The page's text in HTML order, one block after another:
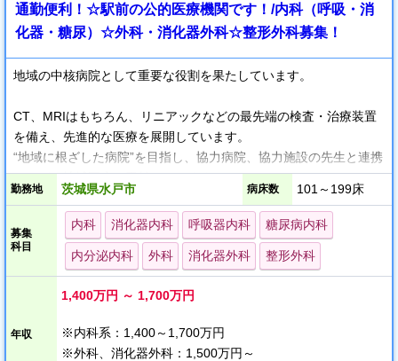
通勤便利！☆駅前の公的医療機関です！/内科（呼吸・消
化器・糖尿）☆外科・消化器外科☆整形外科募集！
地域の中核病院として重要な役割を果たしています。
CT、MRIはもちろん、リニアックなどの最先端の検査・治療装置
を備え、先進的な医療を展開しています。
“地域に根ざした病院”を目指し、協力病院、協力施設の先生と連携
しながら地域医療に貢献しています。
勤務地 茨城県水戸市 病床数 101～199床
募集
科目
内科 消化器内科 呼吸器内科 糖尿病内科
内分泌内科 外科 消化器外科 整形外科
年収
1,400万円 ～ 1,700万円
※内科系：1,400～1,700万円
※外科、消化器外科：1,500万円～